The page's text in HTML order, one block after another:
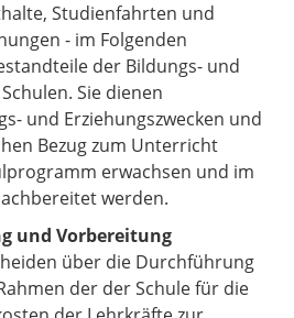
Studienfahrten und
- im Folgenden
der Bildungs- und
Sie dienen
und Erziehungszwecken und
Bezug zum Unterricht
erwachsen und im
werden.
und Vorbereitung
über die Durchführung
der der Schule für die